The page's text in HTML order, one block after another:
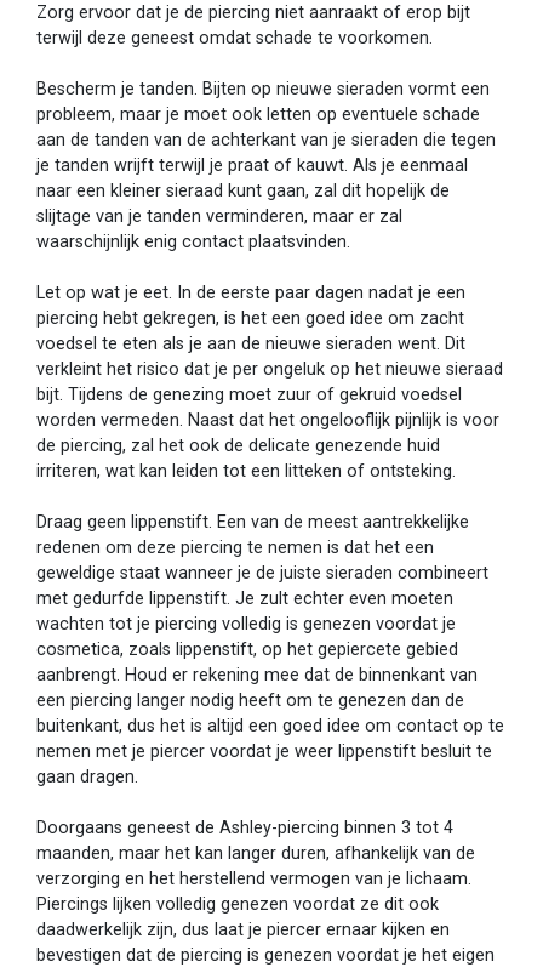
Zorg ervoor dat je de piercing niet aanraakt of erop bijt
terwijl deze geneest omdat schade te voorkomen.
Bescherm je tanden. Bijten op nieuwe sieraden vormt een
probleem, maar je moet ook letten op eventuele schade
aan de tanden van de achterkant van je sieraden die tegen
je tanden wrijft terwijl je praat of kauwt. Als je eenmaal
naar een kleiner sieraad kunt gaan, zal dit hopelijk de
slijtage van je tanden verminderen, maar er zal
waarschijnlijk enig contact plaatsvinden.
Let op wat je eet. In de eerste paar dagen nadat je een
piercing hebt gekregen, is het een goed idee om zacht
voedsel te eten als je aan de nieuwe sieraden went. Dit
verkleint het risico dat je per ongeluk op het nieuwe sieraad
bijt. Tijdens de genezing moet zuur of gekruid voedsel
worden vermeden. Naast dat het ongelooflijk pijnlijk is voor
de piercing, zal het ook de delicate genezende huid
irriteren, wat kan leiden tot een litteken of ontsteking.
Draag geen lippenstift. Een van de meest aantrekkelijke
redenen om deze piercing te nemen is dat het een
geweldige staat wanneer je de juiste sieraden combineert
met gedurfde lippenstift. Je zult echter even moeten
wachten tot je piercing volledig is genezen voordat je
cosmetica, zoals lippenstift, op het gepiercete gebied
aanbrengt. Houd er rekening mee dat de binnenkant van
een piercing langer nodig heeft om te genezen dan de
buitenkant, dus het is altijd een goed idee om contact op te
nemen met je piercer voordat je weer lippenstift besluit te
gaan dragen.
Doorgaans geneest de Ashley-piercing binnen 3 tot 4
maanden, maar het kan langer duren, afhankelijk van de
verzorging en het herstellend vermogen van je lichaam.
Piercings lijken volledig genezen voordat ze dit ook
daadwerkelijk zijn, dus laat je piercer ernaar kijken en
bevestigen dat de piercing is genezen voordat je het eigen